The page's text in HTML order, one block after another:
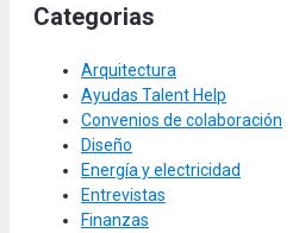
Categorias
Arquitectura
Ayudas Talent Help
Convenios de colaboración
Diseño
Energía y electricidad
Entrevistas
Finanzas